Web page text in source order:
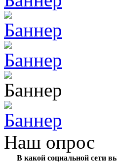
Наш опрос
В какой социальной сети